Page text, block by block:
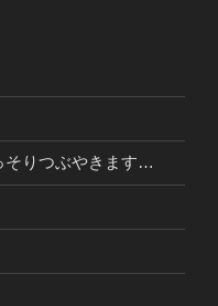
そりつぶやきます…